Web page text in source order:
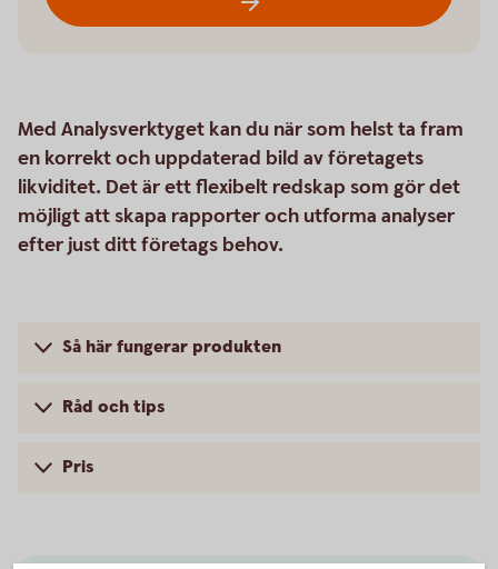
Med Analysverktyget kan du när som helst ta fram
en korrekt och uppdaterad bild av företagets
likviditet. Det är ett flexibelt redskap som gör det
möjligt att skapa rapporter och utforma analyser
efter just ditt företags behov.
Så här fungerar produkten
Råd och tips
Pris